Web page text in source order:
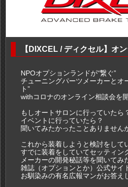
【DIXCEL / ディクセル】オ
NPOオプションランドが“繋ぐ”
チューニングパーツメーカーとオ
ト”
withコロナのオンライン相談会を
もしオートサロンに行っていた
イベントに行っていたら？
聞いてみたかったことありません
これから装着しようと検討をして
すでに装着をしていてセッティン
メーカーの開発秘話等を聞いてみ
雑誌（オプションとか）公式サイ
お馴染みの有名広報マンがお答え